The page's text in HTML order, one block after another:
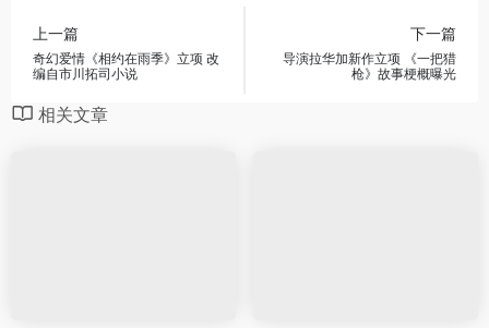
上一篇
奇幻爱情《相约在雨季》立项 改
编自市川拓司小说
下一篇
导演拉华加新作立项 《一把猎
枪》故事梗概曝光
相关文章